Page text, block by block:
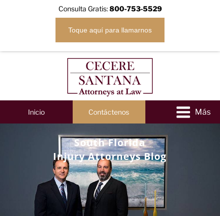
Consulta Gratis:800-753-5529
Toque aquí para llamarnos
Inicio Contáctenos
South Florida
Injury Attorneys Blog